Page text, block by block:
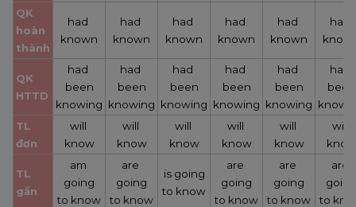
QK
hoàn
thành
had
known
had
known
had
known
had
known
had
known
had
QK
HTTD
had
been
knowing
had
been
knowing
had
been
knowing
had
been
knowing
had
been
knowing
had
been
TL
đơn
will
know
will
know
will
know
will
know
will
know
will
know
TL
gần
am
going
to know
are
going
to know
is going
to know
are
going
to know
are
going
to know
are
going
to